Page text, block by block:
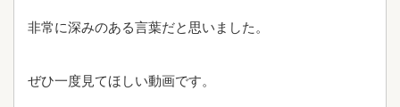
非常に深みのある言葉だと思いました。
ぜひ一度見てほしい動画です。